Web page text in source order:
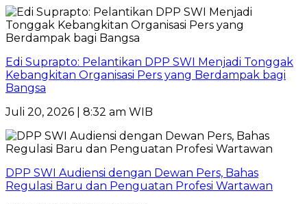
Edi Suprapto: Pelantikan DPP SWI Menjadi Tonggak
Kebangkitan Organisasi Pers yang Berdampak bagi
Bangsa
Juli 20, 2026 | 8:32 am WIB
DPP SWI Audiensi dengan Dewan Pers, Bahas
Regulasi Baru dan Penguatan Profesi Wartawan